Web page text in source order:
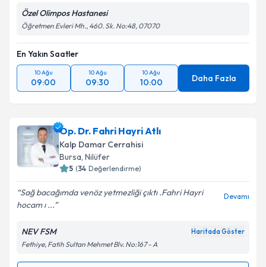
Özel Olimpos Hastanesi
Öğretmen Evleri Mh., 460. Sk. No:48, 07070
En Yakın Saatler
10 Ağu
09:00
10 Ağu
09:30
10 Ağu
10:00 Daha Fazla
Op. Dr. Fahri Hayri Atlı
Kalp Damar Cerrahisi
Bursa, Nilüfer
5 (34 Değerlendirme)
Sağ bacağımda venöz yetmezliği çıktı .Fahri Hayri
hocam ı ...
Devamı
NEV FSM Haritada Göster
Fethiye, Fatih Sultan Mehmet Blv. No:167 - A